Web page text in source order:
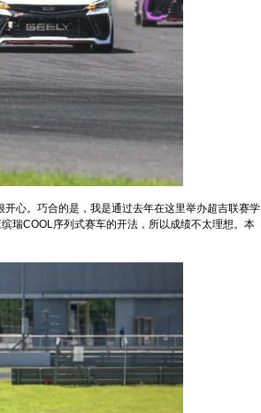
开心。巧合的是，我是通过去年在这里举办超吉联赛学
瑞COOL序列式赛车的开法，所以成绩不太理想。本